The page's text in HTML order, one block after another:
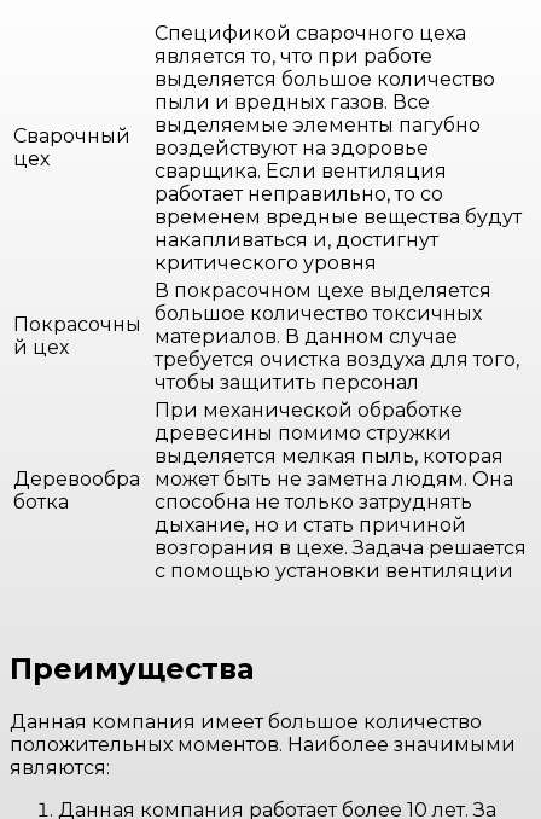
Сварочный
цех
Спецификой сварочного цеха
является то, что при работе
выделяется большое количество
пыли и вредных газов. Все
выделяемые элементы пагубно
воздействуют на здоровье
сварщика. Если вентиляция
работает неправильно, то со
временем вредные вещества будут
накапливаться и, достигнут
критического уровня
Покрасочны
й цех
В покрасочном цехе выделяется
большое количество токсичных
материалов. В данном случае
требуется очистка воздуха для того,
чтобы защитить персонал
Деревообра
ботка
При механической обработке
древесины помимо стружки
выделяется мелкая пыль, которая
может быть не заметна людям. Она
способна не только затруднять
дыхание, но и стать причиной
возгорания в цехе. Задача решается
с помощью установки вентиляции
Преимущества
Данная компания имеет большое количество
положительных моментов. Наиболее значимыми
являются:
Данная компания работает более 10 лет. За